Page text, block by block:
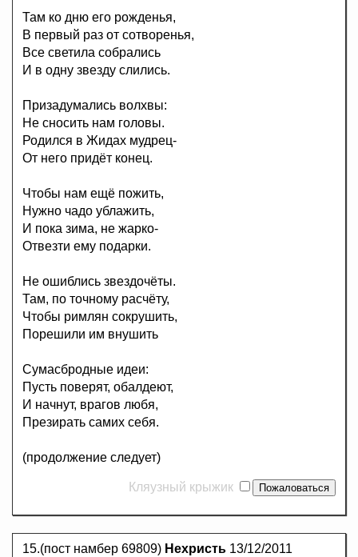
Там ко дню его рожденья,
В первый раз от сотворенья,
Все светила собрались
И в одну звезду слились.
Призадумались волхвы:
Не сносить нам головы.
Родился в Жидах мудрец-
От него придёт конец.
Чтобы нам ещё пожить,
Нужно чадо ублажить,
И пока зима, не жарко-
Отвезти ему подарки.
Не ошиблись звездочёты.
Там, по точному расчёту,
Чтобы римлян сокрушить,
Порешили им внушить
Сумасбродные идеи:
Пусть поверят, обалдеют,
И начнут, врагов любя,
Презирать самих себя.
(продолжение следует)
Кляузный крыжик
15.(пост намбер 69809) Нехристь 13/12/2011